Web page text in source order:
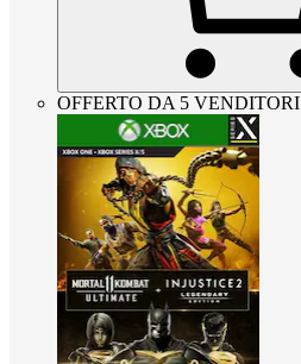
OFFERTO DA 5 VENDITORI